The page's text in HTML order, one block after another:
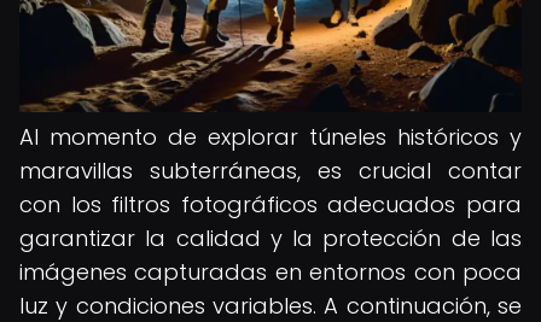
Al momento de explorar túneles históricos y
maravillas subterráneas, es crucial contar
con los filtros fotográficos adecuados para
garantizar la calidad y la protección de las
imágenes capturadas en entornos con poca
luz y condiciones variables. A continuación, se